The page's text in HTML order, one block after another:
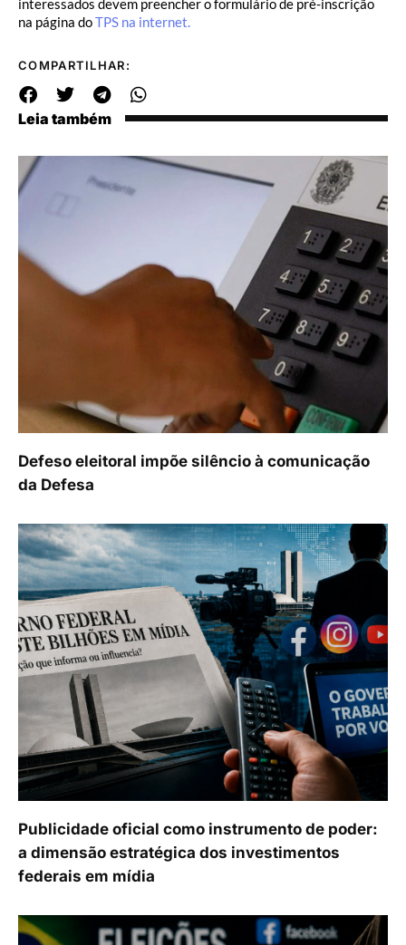
interessados devem preencher o formulário de pré-inscrição
na página doTPS na internet.
COMPARTILHAR:
Leia também
Defeso eleitoral impõe silêncio à comunicação
da Defesa
Publicidade oficial como instrumento de poder:
a dimensão estratégica dos investimentos
federais em mídia